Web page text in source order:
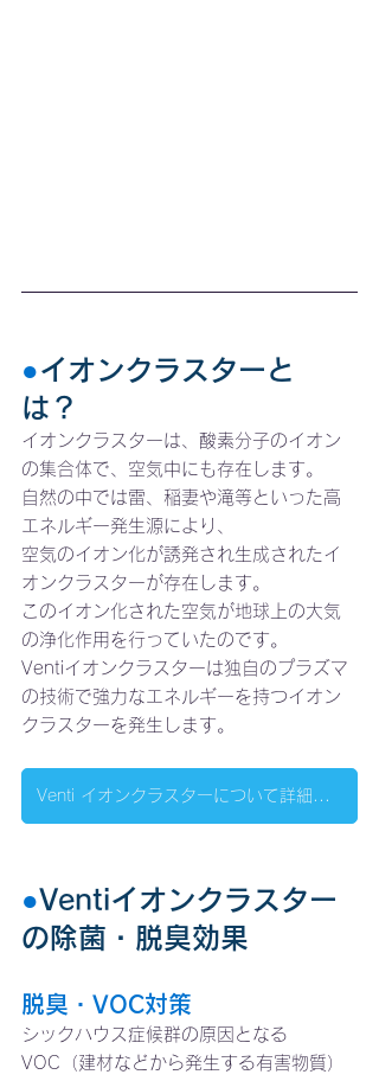
●イオンクラスターと
は？
イオンクラスターは、酸素分子のイオン
の集合体で、空気中にも存在します。
自然の中では雷、稲妻や滝等といった高
エネルギー発生源により、
空気のイオン化が誘発され生成されたイ
オンクラスターが存在します。
このイオン化された空気が地球上の大気
の浄化作用を行っていたのです。
Ventiイオンクラスターは独自のプラズマ
の技術で強力なエネルギーを持つイオン
クラスターを発生します。
Venti イオンクラスターについて詳細はこちらへ
●Ventiイオンクラスター
の除菌・脱臭効果
脱臭・VOC対策
シックハウス症候群の原因となる
VOC（建材などから発生する有害物質）